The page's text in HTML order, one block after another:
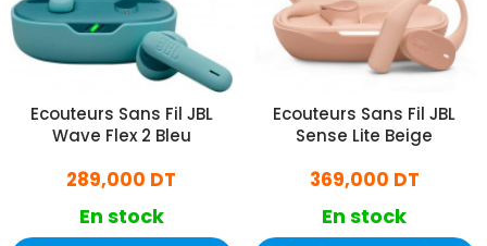
Ecouteurs Sans Fil JBL
Wave Flex 2 Bleu
289,000 DT
En stock
Ecouteurs Sans Fil JBL
Sense Lite Beige
369,000 DT
En stock